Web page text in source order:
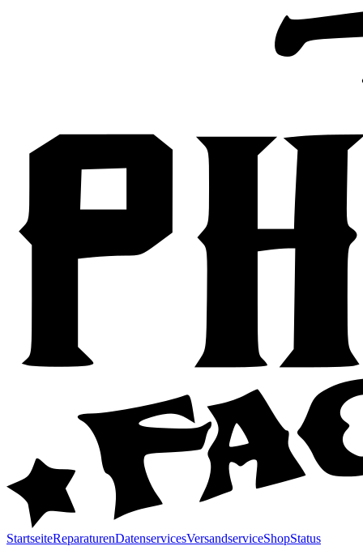
StartseiteReparaturenDatenservicesVersandserviceShopStatus